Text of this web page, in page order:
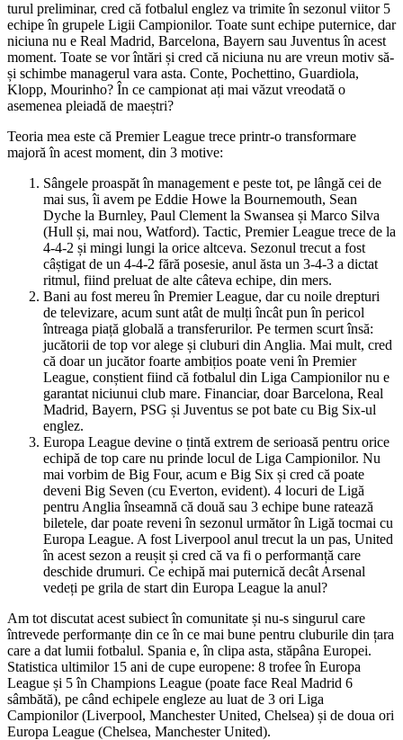
turul preliminar, cred că fotbalul englez va trimite în sezonul viitor 5
echipe în grupele Ligii Campionilor. Toate sunt echipe puternice, dar
niciuna nu e Real Madrid, Barcelona, Bayern sau Juventus în acest
moment. Toate se vor întări și cred că niciuna nu are vreun motiv să-
și schimbe managerul vara asta. Conte, Pochettino, Guardiola,
Klopp, Mourinho? În ce campionat ați mai văzut vreodată o
asemenea pleiadă de maeștri?
Teoria mea este că Premier League trece printr-o transformare
majoră în acest moment, din 3 motive:
Sângele proaspăt în management e peste tot, pe lângă cei de
mai sus, îi avem pe Eddie Howe la Bournemouth, Sean
Dyche la Burnley, Paul Clement la Swansea și Marco Silva
(Hull și, mai nou, Watford). Tactic, Premier League trece de la
4-4-2 și mingi lungi la orice altceva. Sezonul trecut a fost
câștigat de un 4-4-2 fără posesie, anul ăsta un 3-4-3 a dictat
ritmul, fiind preluat de alte câteva echipe, din mers.
Bani au fost mereu în Premier League, dar cu noile drepturi
de televizare, acum sunt atât de mulți încât pun în pericol
întreaga piață globală a transferurilor. Pe termen scurt însă:
jucătorii de top vor alege și cluburi din Anglia. Mai mult, cred
că doar un jucător foarte ambițios poate veni în Premier
League, conștient fiind că fotbalul din Liga Campionilor nu e
garantat niciunui club mare. Financiar, doar Barcelona, Real
Madrid, Bayern, PSG și Juventus se pot bate cu Big Six-ul
englez.
Europa League devine o țintă extrem de serioasă pentru orice
echipă de top care nu prinde locul de Liga Campionilor. Nu
mai vorbim de Big Four, acum e Big Six și cred că poate
deveni Big Seven (cu Everton, evident). 4 locuri de Ligă
pentru Anglia înseamnă că două sau 3 echipe bune ratează
biletele, dar poate reveni în sezonul următor în Ligă tocmai cu
Europa League. A fost Liverpool anul trecut la un pas, United
în acest sezon a reușit și cred că va fi o performanță care
deschide drumuri. Ce echipă mai puternică decât Arsenal
vedeți pe grila de start din Europa League la anul?
Am tot discutat acest subiect în comunitate și nu-s singurul care
întrevede performanțe din ce în ce mai bune pentru cluburile din țara
care a dat lumii fotbalul. Spania e, în clipa asta, stăpâna Europei.
Statistica ultimilor 15 ani de cupe europene: 8 trofee în Europa
League și 5 în Champions League (poate face Real Madrid 6
sâmbătă), pe când echipele engleze au luat de 3 ori Liga
Campionilor (Liverpool, Manchester United, Chelsea) și de doua ori
Europa League (Chelsea, Manchester United).